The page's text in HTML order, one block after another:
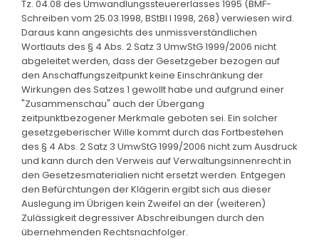
Tz. 04.08 des Umwandlungssteuererlasses 1995 (BMF-
Schreiben vom 25.03.1998, BStBl I 1998, 268) verwiesen wird.
Daraus kann angesichts des unmissverständlichen
Wortlauts des § 4 Abs. 2 Satz 3 UmwStG 1999/2006 nicht
abgeleitet werden, dass der Gesetzgeber bezogen auf
den Anschaffungszeitpunkt keine Einschränkung der
Wirkungen des Satzes 1 gewollt habe und aufgrund einer
"Zusammenschau" auch der Übergang
zeitpunktbezogener Merkmale geboten sei. Ein solcher
gesetzgeberischer Wille kommt durch das Fortbestehen
des § 4 Abs. 2 Satz 3 UmwStG 1999/2006 nicht zum Ausdruck
und kann durch den Verweis auf Verwaltungsinnenrecht in
den Gesetzesmaterialien nicht ersetzt werden. Entgegen
den Befürchtungen der Klägerin ergibt sich aus dieser
Auslegung im Übrigen kein Zweifel an der (weiteren)
Zulässigkeit degressiver Abschreibungen durch den
übernehmenden Rechtsnachfolger.